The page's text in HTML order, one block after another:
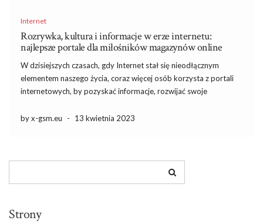
Internet
Rozrywka, kultura i informacje w erze internetu:
najlepsze portale dla miłośników magazynów online
W dzisiejszych czasach, gdy Internet stał się nieodłącznym
elementem naszego życia, coraz więcej osób korzysta z portali
internetowych, by pozyskać informacje, rozwijać swoje
przedstawimy najlepsze portale dla miłośników magazynów
by x-gsm.eu - 13 kwietnia 2023
Strony